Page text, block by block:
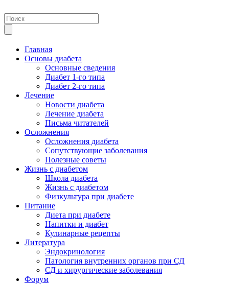
Главная
Основы диабета
Основные сведения
Диабет 1-го типа
Диабет 2-го типа
Лечение
Новости диабета
Лечение диабета
Письма читателей
Осложнения
Осложнения диабета
Сопутствующие заболевания
Полезные советы
Жизнь с диабетом
Школа диабета
Жизнь с диабетом
Физкультура при диабете
Питание
Диета при диабете
Напитки и диабет
Кулинарные рецепты
Литература
Эндокринология
Патология внутренних органов при СД
СД и хирургические заболевания
Форум